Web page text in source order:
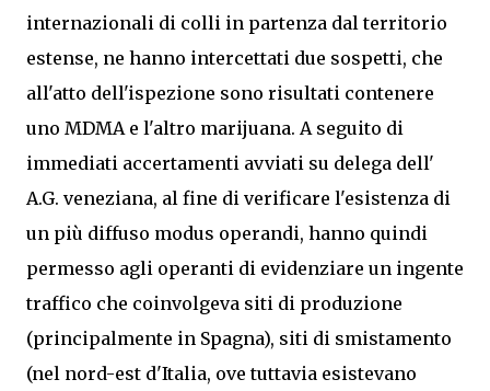
internazionali di colli in partenza dal territorio
estense, ne hanno intercettati due sospetti, che
all'atto dell'ispezione sono risultati contenere
uno MDMA e l'altro marijuana. A seguito di
immediati accertamenti avviati su delega dell'
A.G. veneziana, al fine di verificare l'esistenza di
un più diffuso modus operandi, hanno quindi
permesso agli operanti di evidenziare un ingente
traffico che coinvolgeva siti di produzione
(principalmente in Spagna), siti di smistamento
(nel nord-est d'Italia, ove tuttavia esistevano